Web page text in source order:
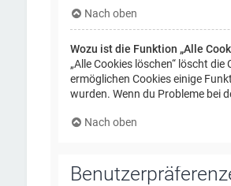
Nach oben
Wozu ist die Funktion „Alle
„Alle Cookies löschen“ löscht
ermöglichen Cookies einige
wurden. Wenn du Probleme bei
Nach oben